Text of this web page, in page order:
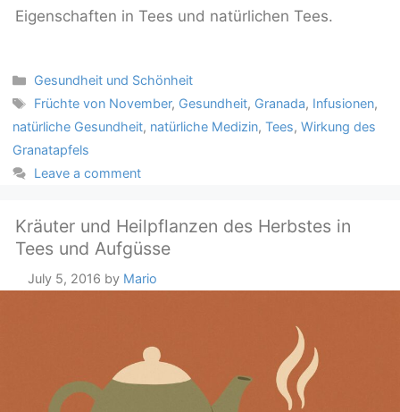
Eigenschaften in Tees und natürlichen Tees.
Categories
Gesundheit und Schönheit
Tags
Früchte von November, Gesundheit, Granada, Infusionen,
natürliche Gesundheit, natürliche Medizin,Tees,Wirkung des
Granatapfels
Leave a comment
Kräuter und Heilpflanzen des Herbstes in
Tees und Aufgüsse
July 5, 2016 by Mario